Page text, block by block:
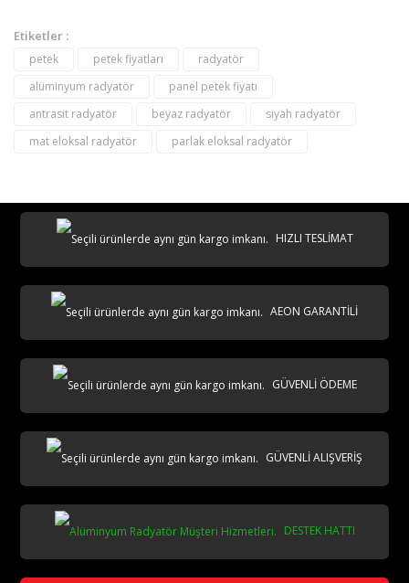
aks
Etiketler :
petek petek fiyatları
radyatör
alüminyum radyatör
panel petek fiyatı
antrasit radyatör
beyaz radyatör
siyah radyatör
mat eloksal radyatör
parlak eloksal radyatör
HIZLI TESLİMAT
AEON GARANTİLİ
GÜVENLİ ÖDEME
GÜVENLİ ALIŞVERİŞ
DESTEK HATTI